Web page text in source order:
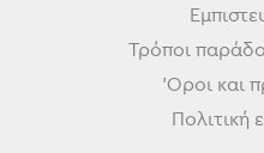
Τρόποι
'Οροι και
Πολιτική